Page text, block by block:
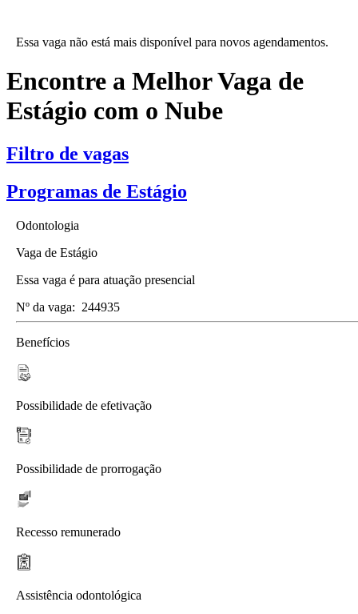
Essa vaga não está mais disponível para novos agendamentos.
Encontre a Melhor Vaga de
Estágio com o Nube
Filtro de vagas
Programas de Estágio
Odontologia
Vaga de Estágio
Essa vaga é para atuação presencial
Nº da vaga: 244935
Benefícios
Possibilidade de efetivação
Possibilidade de prorrogação
Recesso remunerado
Assistência odontológica